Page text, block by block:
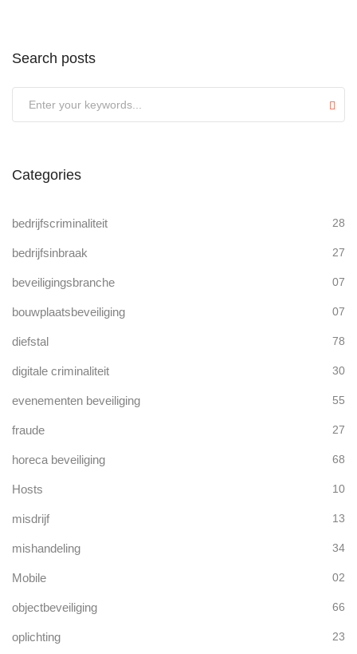
Search posts
Categories
bedrijfscriminaliteit 28
bedrijfsinbraak 27
beveiligingsbranche 07
bouwplaatsbeveiliging 07
diefstal 78
digitale criminaliteit 30
evenementen beveiliging 55
fraude 27
horeca beveiliging 68
Hosts 10
misdrijf 13
mishandeling 34
Mobile 02
objectbeveiliging 66
oplichting 23